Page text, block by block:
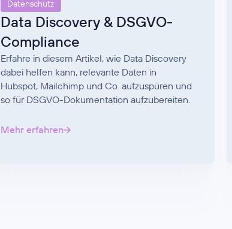
Datenschutz
Data Discovery & DSGVO-
Compliance
Erfahre in diesem Artikel, wie Data Discovery
dabei helfen kann, relevante Daten in
Hubspot, Mailchimp und Co. aufzuspüren und
so für DSGVO-Dokumentation aufzubereiten.
Mehr erfahren